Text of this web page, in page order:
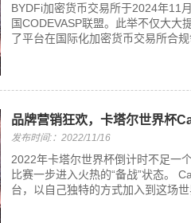
BYDFi加密货币交易所于2024年11
国CODEVASP联盟。此举不仅大大
了平台在国际化加密货币交易所合
品牌营销狂欢，卡塔尔世界杯
发布时间:：2022/11/16
2022年卡塔尔世界杯倒计时不足一
比赛一步进入火热的“备战”状态。
台，以自己独特的方式加入到这场世